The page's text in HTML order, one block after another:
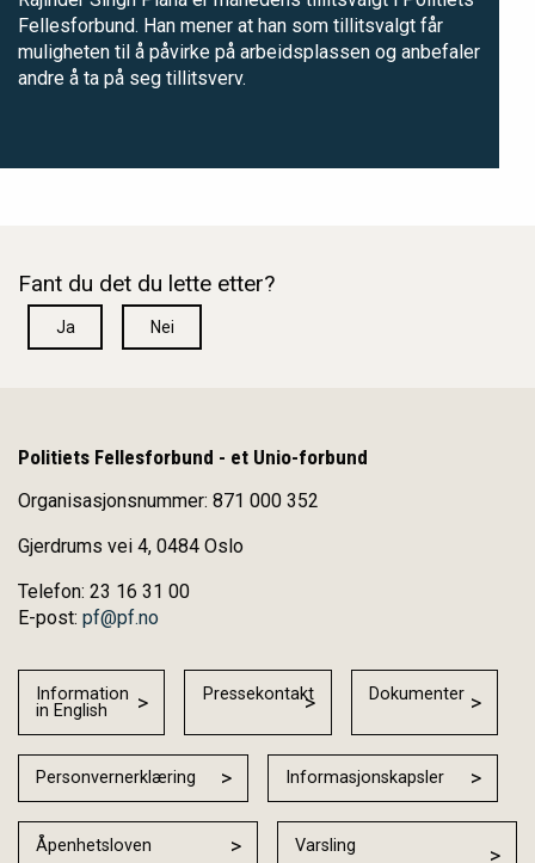
Fellesforbund. Han mener at han som tillitsvalgt får
muligheten til å påvirke på arbeidsplassen og anbefaler
andre å ta på seg tillitsverv.
Fant du det du lette etter?
Ja Nei
Politiets Fellesforbund - et Unio-forbund
Organisasjonsnummer: 871 000 352
Gjerdrums vei 4, 0484 Oslo
Telefon: 23 16 31 00
E-post: pf@pf.no
Information
in English
Pressekontakt Dokumenter
Personvernerklæring Informasjonskapsler
Åpenhetsloven Varsling